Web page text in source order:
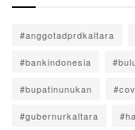
#anggotadprdkaltara
#bankindonesia
#bupatinunukan
#gubernurkaltara